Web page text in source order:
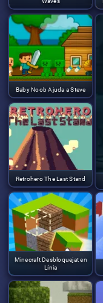
Baby Noob Ajuda a Steve
Retrohero The Last Stand
Minecraft Desbloquejat en
Línia